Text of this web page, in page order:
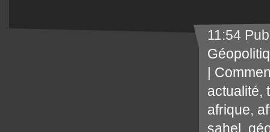
11:54
actualité,
afrique,
sahel ,